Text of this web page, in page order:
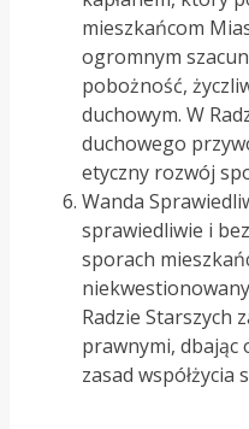
mieszkańcom
ogromnym
pobożność,
duchowym. W
duchowego
etyczny rozwój
Wanda
sprawiedliwie i
sporach
Radzie Starszych
prawnymi, dbając
zasad współżycia